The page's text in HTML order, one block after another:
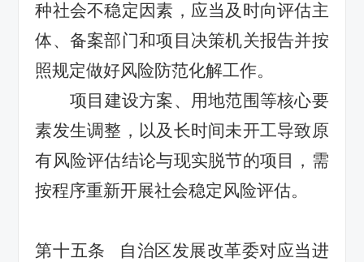
种社会不稳定因素，应当及时向评估主
体、备案部门和项目决策机关报告并按
照规定做好风险防范化解工作。
项目 建设方案、用地范围等核心要
素发生调整 ， 以及长时间未开工导致原
有风险评估结论与现实脱节的项目，需
按程序重新开展社会稳定风险评估。
第十五条
自治区发展改革委对应当进